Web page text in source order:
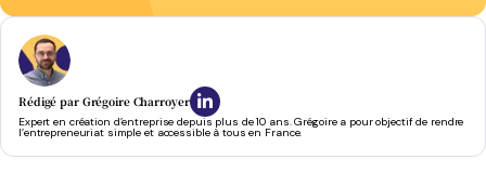
Rédigé par Grégoire Charroyer
Expert en création d’entreprise depuis plus de 10 ans. Grégoire a pour objectif de rendre
l’entrepreneuriat simple et accessible à tous en France.